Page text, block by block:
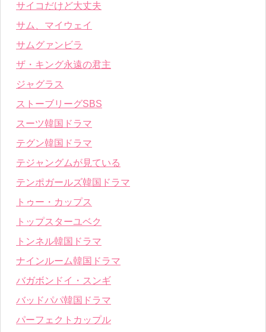
サイコだけど大丈夫
サム、マイウェイ
サムグァンビラ
ザ・キング永遠の君主
ジャグラス
ストーブリーグSBS
スーツ韓国ドラマ
テグン韓国ドラマ
テジャングムが見ている
テンポガールズ韓国ドラマ
トゥー・カップス
トップスターユベク
トンネル韓国ドラマ
ナインルーム韓国ドラマ
バガボンドイ・スンギ
バッドパパ韓国ドラマ
パーフェクトカップル